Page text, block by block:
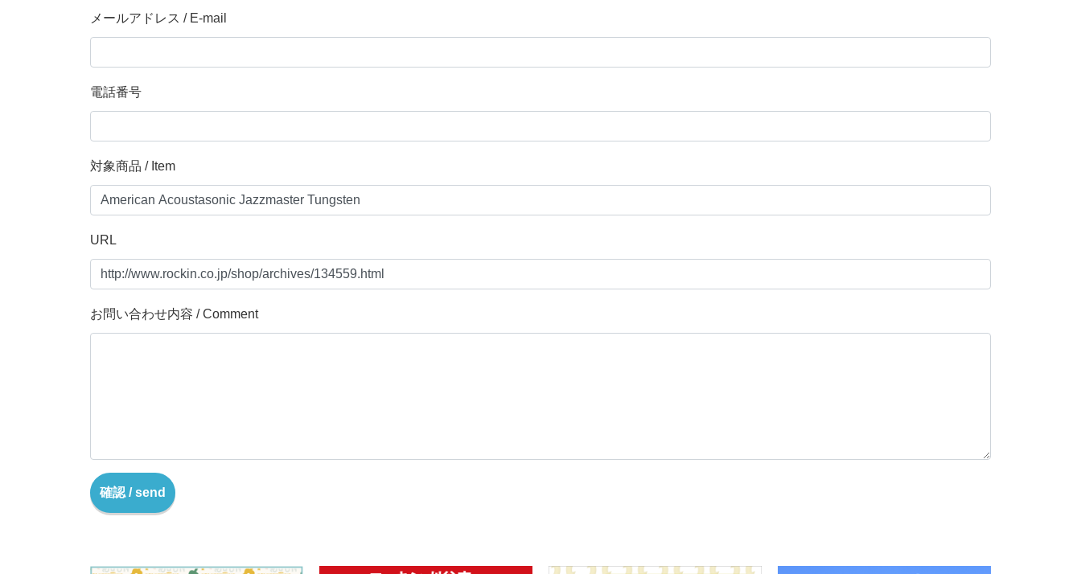
メールアドレス / E-mail
電話番号
対象商品 / Item
URL
お問い合わせ内容 / Comment
確認 / send